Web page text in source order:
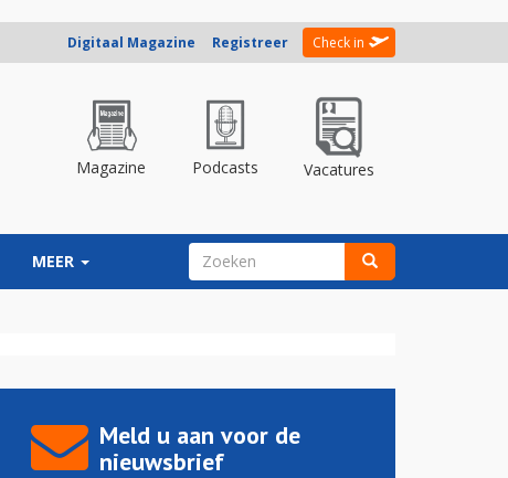
Digitaal Magazine Registreer Check in
Magazine Podcasts Vacatures
MEER ZOEKVELD
Meld u aan voor de
nieuwsbrief